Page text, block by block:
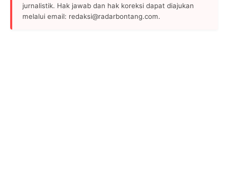
jurnalistik. Hak jawab dan hak koreksi dapat diajukan
melalui email: redaksi@radarbontang.com.